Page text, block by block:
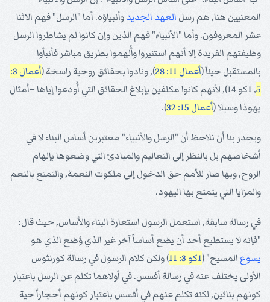
المعنيين هنا, هم رسل العهد الجديدوأنبياؤه. أما "الرسل" فهم الاثنا
عشر المعروفون. وأما "الأنبياء" فهم الذين وإن كانوا لم يشاطروا الرسل
وظيفتهم الفريدة إلا أنهم استنيروا وأُلهموا بطريق مباشر فأنبأوا
بالمستقبل حيناً (أعمال 11: 28 ), ونادوا بحقائق روحية راسخة (
أعمال 3:
5
, 1كو 14), لأنهم كانوا مكلفين بإبلاغ الحقائق التي أُودعوا إياها –أمثال
يهوذا وسيلا (أعمال 15: 32 ).
ويجدر بنا أن نلاحظ أن "الرسل والأنبياء" معتبرين أساس البناء لا في
أشخاصهم بل بالنظر إلى التعاليم والمبادئ التي وضعوها بإلهام
الروح, وبها صار للأمم حق الدخول إلى ملكوت النعمة, والتمتع بالنعم
والمزايا التي يتمتع بها اليهود.
في رسالة سابقة, استعمل الرسول استعارة البناء والأساس, حيث قال:
"فإنه لا يستطيع أحد أن يضع أساساً آخر غير الذي وُضع الذي هو
يسوع المسيح" (1كو 3: 11
) ولكن كلام الرسول في رسالة كورنثوس
الأولى يختلف عنه في رسالة أفسس. في أولاهما تكلم عن الرسل باعتبار
كونهم بنائين, لكنه تكلم عنهم في أفسس باعتبار كونهم أحجاراً حية